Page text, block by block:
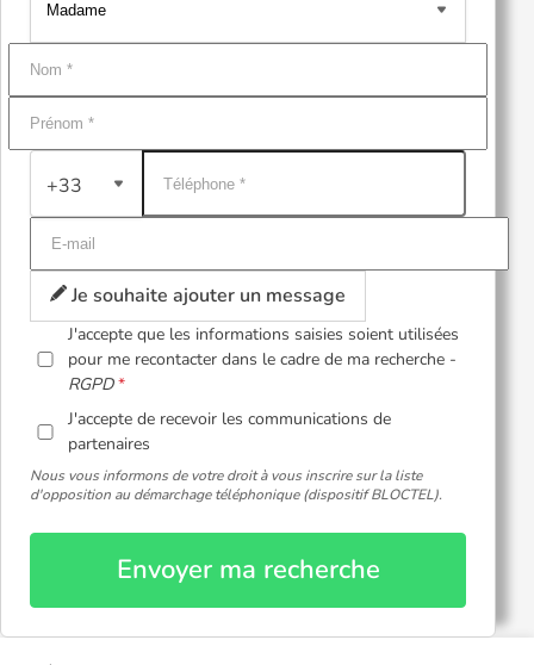
+33
Je souhaite ajouter un message
J'accepte que les informations saisies soient utilisées
pour me recontacter dans le cadre de ma recherche -
RGPD
J'accepte de recevoir les communications de
partenaires
Nous vous informons de votre droit à vous inscrire sur la liste
d'opposition au démarchage téléphonique (dispositif BLOCTEL).
Envoyer ma recherche